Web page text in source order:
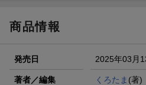
商品情報
発売日 2025年03月
著者／編集 くろたま (著)